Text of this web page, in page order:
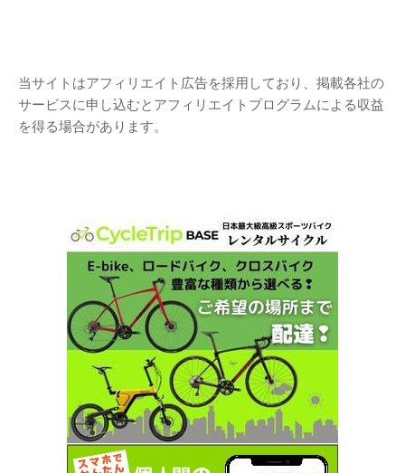
当サイトはアフィリエイト広告を採用しており、掲載各社の
サービスに申し込むとアフィリエイトプログラムによる収益
を得る場合があります。